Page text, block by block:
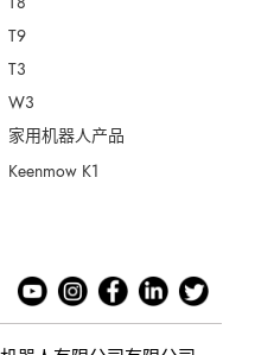
T9
T3
W3
家用机器人产品
Keenmow K1